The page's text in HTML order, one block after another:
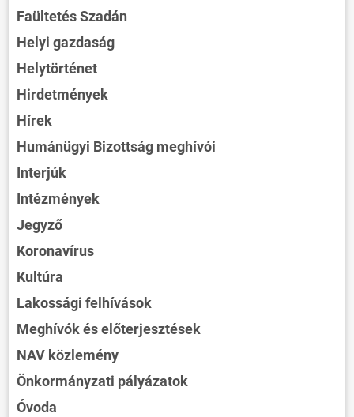
Faültetés Szadán
Helyi gazdaság
Helytörténet
Hirdetmények
Hírek
Humánügyi Bizottság meghívói
Interjúk
Intézmények
Jegyző
Koronavírus
Kultúra
Lakossági felhívások
Meghívók és előterjesztések
NAV közlemény
Önkormányzati pályázatok
Óvoda